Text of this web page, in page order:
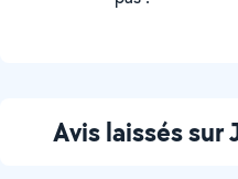
Avis laissés sur